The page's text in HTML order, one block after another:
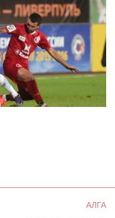
АЛГА